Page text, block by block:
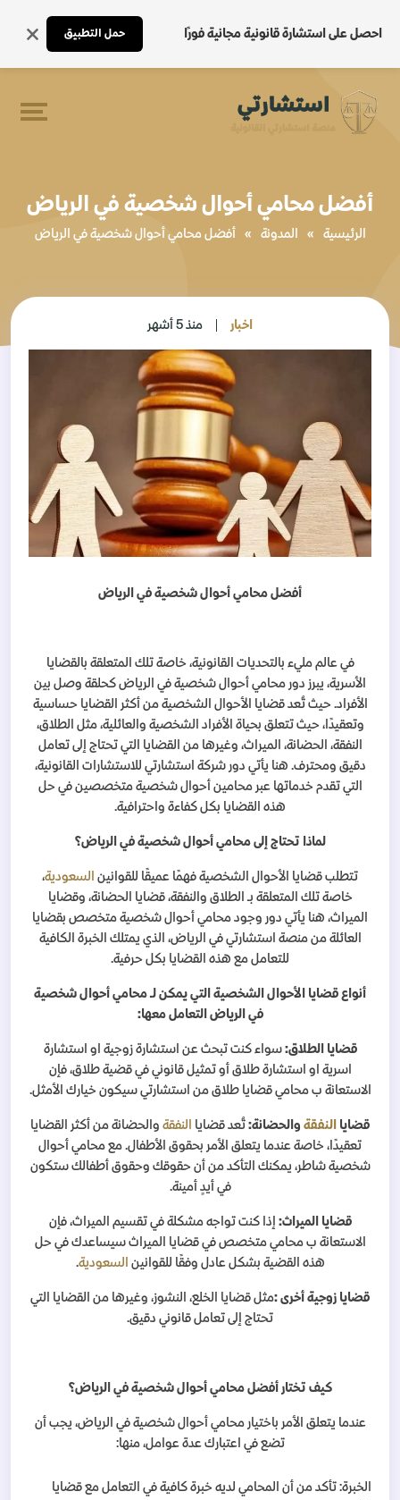
احصل على استشارة قانونية مجانية فورًا حمل التطبيق
أفضل محامي أحوال شخصية في الرياض
الرئيسية » المدونة » أفضل محامي أحوال شخصية في الرياض
اخبار منذ 5 أشهر
أفضل محامي أحوال شخصية في الرياض
في عالم مليء بالتحديات القانونية، خاصة تلك المتعلقة بالقضايا
الأسرية، يبرز دور محامي أحوال شخصية في الرياض كحلقة وصل بين
الأفراد. حيث تُعد قضايا الأحوال الشخصية من أكثر القضايا حساسية
وتعقيدًا، حيث تتعلق بحياة الأفراد الشخصية والعائلية، مثل الطلاق،
النفقة، الحضانة، الميراث، وغيرها من القضايا التي تحتاج إلى تعامل
دقيق ومحترف. هنا يأتي دور شركة استشارتي للاستشارات القانونية،
التي تقدم خدماتها عبر محامين أحوال شخصية متخصصين في حل
هذه القضايا بكل كفاءة واحترافية.
لماذا تحتاج إلى محامي أحوال شخصية في الرياض؟
تتطلب قضايا الأحوال الشخصية فهمًا عميقًا للقوانين السعودية،
خاصة تلك المتعلقة بـ الطلاق والنفقة، قضايا الحضانة، وقضايا
الميراث، هنا يأتي دور وجود محامي أحوال شخصية متخصص بقضايا
العائلة من منصة استشارتي في الرياض، الذي يمتلك الخبرة الكافية
للتعامل مع هذه القضايا بكل حرفية.
أنواع قضايا الأحوال الشخصية التي يمكن لـ محامي أحوال شخصية
في الرياض التعامل معها:
قضايا الطلاق: سواء كنت تبحث عن استشارة زوجية او استشارة
اسرية او استشارة طلاق أو تمثيل قانوني في قضية طلاق، فإن
الاستعانة ب محامي قضايا طلاق من استشارتي سيكون خيارك الأمثل.
قضايا النفقة والحضانة: تُعد قضايا النفقة والحضانة من أكثر القضايا
تعقيدًا، خاصة عندما يتعلق الأمر بحقوق الأطفال. مع محامي أحوال
شخصية شاطر، يمكنك التأكد من أن حقوقك وحقوق أطفالك ستكون
في أيدٍ أمينة.
قضايا الميراث: إذا كنت تواجه مشكلة في تقسيم الميراث، فإن
الاستعانة ب محامي متخصص في قضايا الميراث سيساعدك في حل
هذه القضية بشكل عادل وفقًا للقوانين السعودية.
قضايا زوجية أخرى :مثل قضايا الخلع، النشوز، وغيرها من القضايا التي
تحتاج إلى تعامل قانوني دقيق.
كيف تختار أفضل محامي أحوال شخصية في الرياض؟
عندما يتعلق الأمر باختيار محامي أحوال شخصية في الرياض، يجب أن
تضع في اعتبارك عدة عوامل، منها:
الخبرة: تأكد من أن المحامي لديه خبرة كافية في التعامل مع قضايا